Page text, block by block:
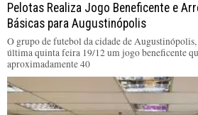
Pelotas Realiza Jogo Beneficente e
Básicas para Augustinópolis
O grupo de futebol da cidade de Augustinópolis,
última quinta feira 19/12 um jogo beneficente
aproximadamente 40